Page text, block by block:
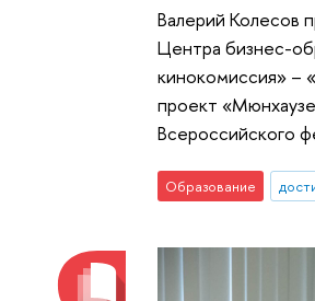
Валерий Колесов
Центра бизнес-
кинокомиссия» –
проект
Всероссийского
Образование